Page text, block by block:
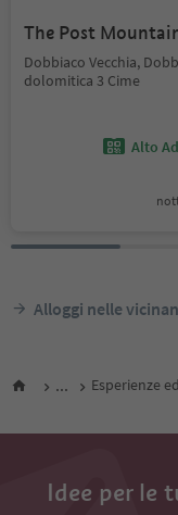
The Post
Dobbiaco Vecchia,
dolomitica 3 Cime
Alto
Alloggi nelle
... Esperienze
Idee per le